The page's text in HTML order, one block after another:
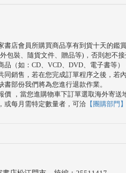
書店會員所購買商品享有到貨十天的鑑
包裝、隨貨文件、贈品等)，否則恕不接
品（如：CD、VCD、DVD、電子書等
同銷售，若在您完成訂單程序之後，
書部份我們將為您進行退款作業。
價 ，當您進購物車下訂單選取海外寄
或每月需特定數量者，可洽 【團購部門】